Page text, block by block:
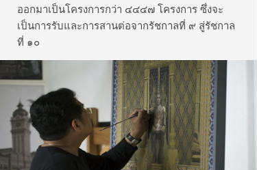
ออกมาเป็นโครงการกว่า ๔๔๔๗ โครงการ ซึ่งจะ
เป็นการรับและการสานต่อจากรัชกาลที่ ๙ สู่รัชกาล
ที่ ๑๐